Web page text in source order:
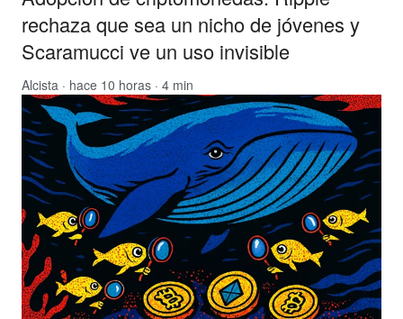
rechaza que sea un nicho de jóvenes y
Scaramucci ve un uso invisible
Alcista · hace 10 horas · 4 min